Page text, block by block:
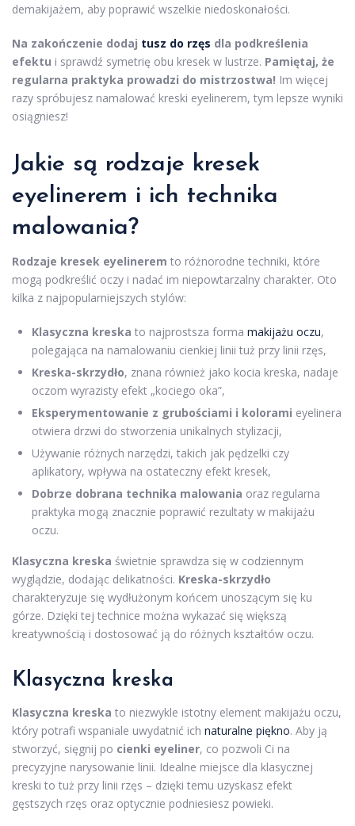
demakijażem, aby poprawić wszelkie niedoskonałości.
Na zakończenie dodaj tusz do rzęs dla podkreślenia
efektu i sprawdź symetrię obu kresek w lustrze. Pamiętaj, że
regularna praktyka prowadzi do mistrzostwa! Im więcej
razy spróbujesz namalować kreski eyelinerem, tym lepsze wyniki
osiągniesz!
Jakie są rodzaje kresek
eyelinerem i ich technika
malowania?
Rodzaje kresek eyelinerem to różnorodne techniki, które
mogą podkreślić oczy i nadać im niepowtarzalny charakter. Oto
kilka z najpopularniejszych stylów:
Klasyczna kreska to najprostsza forma makijażu oczu,
polegająca na namalowaniu cienkiej linii tuż przy linii rzęs,
Kreska-skrzydło, znana również jako kocia kreska, nadaje
oczom wyrazisty efekt „kociego oka”,
Eksperymentowanie z grubościami i kolorami eyelinera
otwiera drzwi do stworzenia unikalnych stylizacji,
Używanie różnych narzędzi, takich jak pędzelki czy
aplikatory, wpływa na ostateczny efekt kresek,
Dobrze dobrana technika malowania oraz regularna
praktyka mogą znacznie poprawić rezultaty w makijażu
oczu.
Klasyczna kreska świetnie sprawdza się w codziennym
wyglądzie, dodając delikatności. Kreska-skrzydło
charakteryzuje się wydłużonym końcem unoszącym się ku
górze. Dzięki tej technice można wykazać się większą
kreatywnością i dostosować ją do różnych kształtów oczu.
Klasyczna kreska
Klasyczna kreska to niezwykle istotny element makijażu oczu,
który potrafi wspaniale uwydatnić ich naturalne piękno. Aby ją
stworzyć, sięgnij po cienki eyeliner, co pozwoli Ci na
precyzyjne narysowanie linii. Idealne miejsce dla klasycznej
kreski to tuż przy linii rzęs – dzięki temu uzyskasz efekt
gęstszych rzęs oraz optycznie podniesiesz powieki.